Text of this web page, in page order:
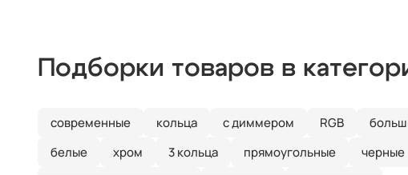
Подборки товаров в
современные кольца с диммером RGB
белые
хром 3 кольца прямоугольные черные